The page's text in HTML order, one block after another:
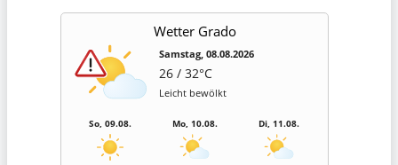
Wetter Grado
Samstag, 08.08.2026
26 / 32°C
Leicht bewölkt
So, 09.08. Mo, 10.08. Di, 11.08.